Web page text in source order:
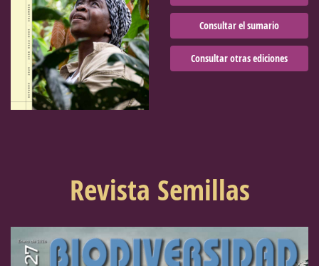
Consultar el sumario
Consultar otras ediciones
Revista Semillas